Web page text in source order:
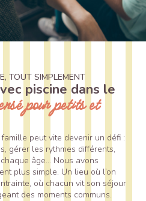
TOUT SIMPLEMENT
piscine dans le
pour petits et
peut vite devenir un défi :
gérer les rythmes différents,
âge… Nous avons
plus simple. Un lieu où l’on
où chacun vit son séjour
des moments communs.